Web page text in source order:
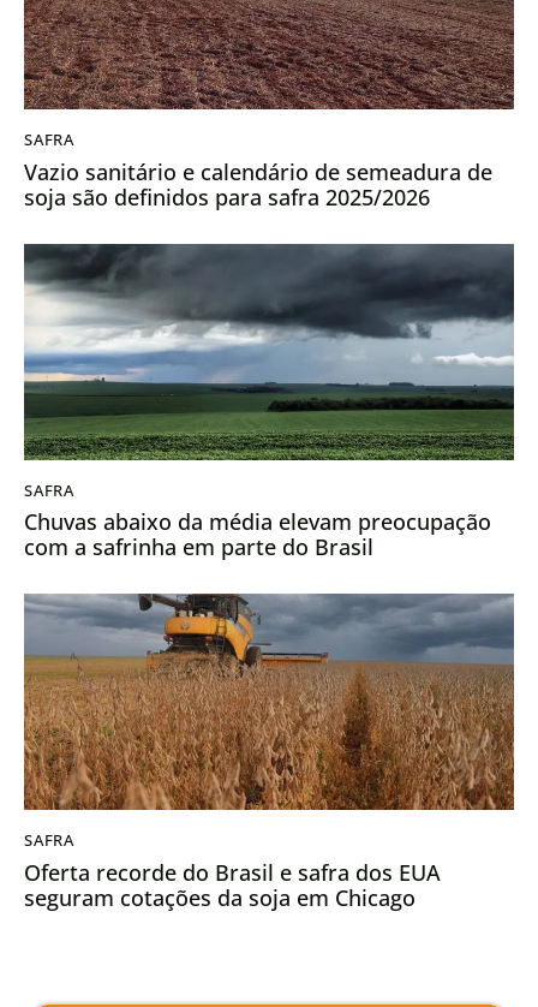
SAFRA
Vazio sanitário e calendário de semeadura de
soja são definidos para safra 2025/2026
SAFRA
Chuvas abaixo da média elevam preocupação
com a safrinha em parte do Brasil
SAFRA
Oferta recorde do Brasil e safra dos EUA
seguram cotações da soja em Chicago